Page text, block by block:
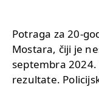
Potraga za 20-
Mostara, čiji je
septembra
rezultate.